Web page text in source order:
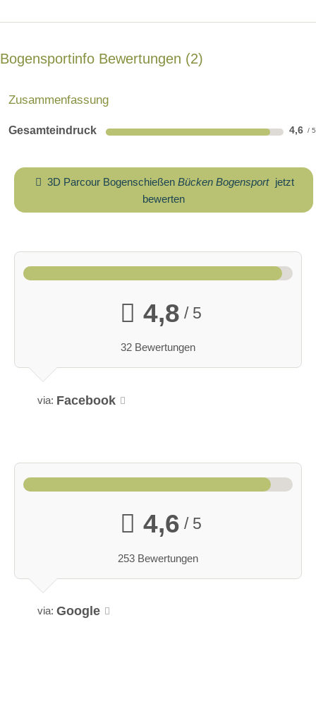
Bogensportinfo Bewertungen 2
Zusammenfassung
Gesamteindruck 4,6
3D Parcour BogenschießenBücken Bogensport jetzt
bewerten
4,8 / 5
32 Bewertungen
via: Facebook
4,6 / 5
253 Bewertungen
via: Google